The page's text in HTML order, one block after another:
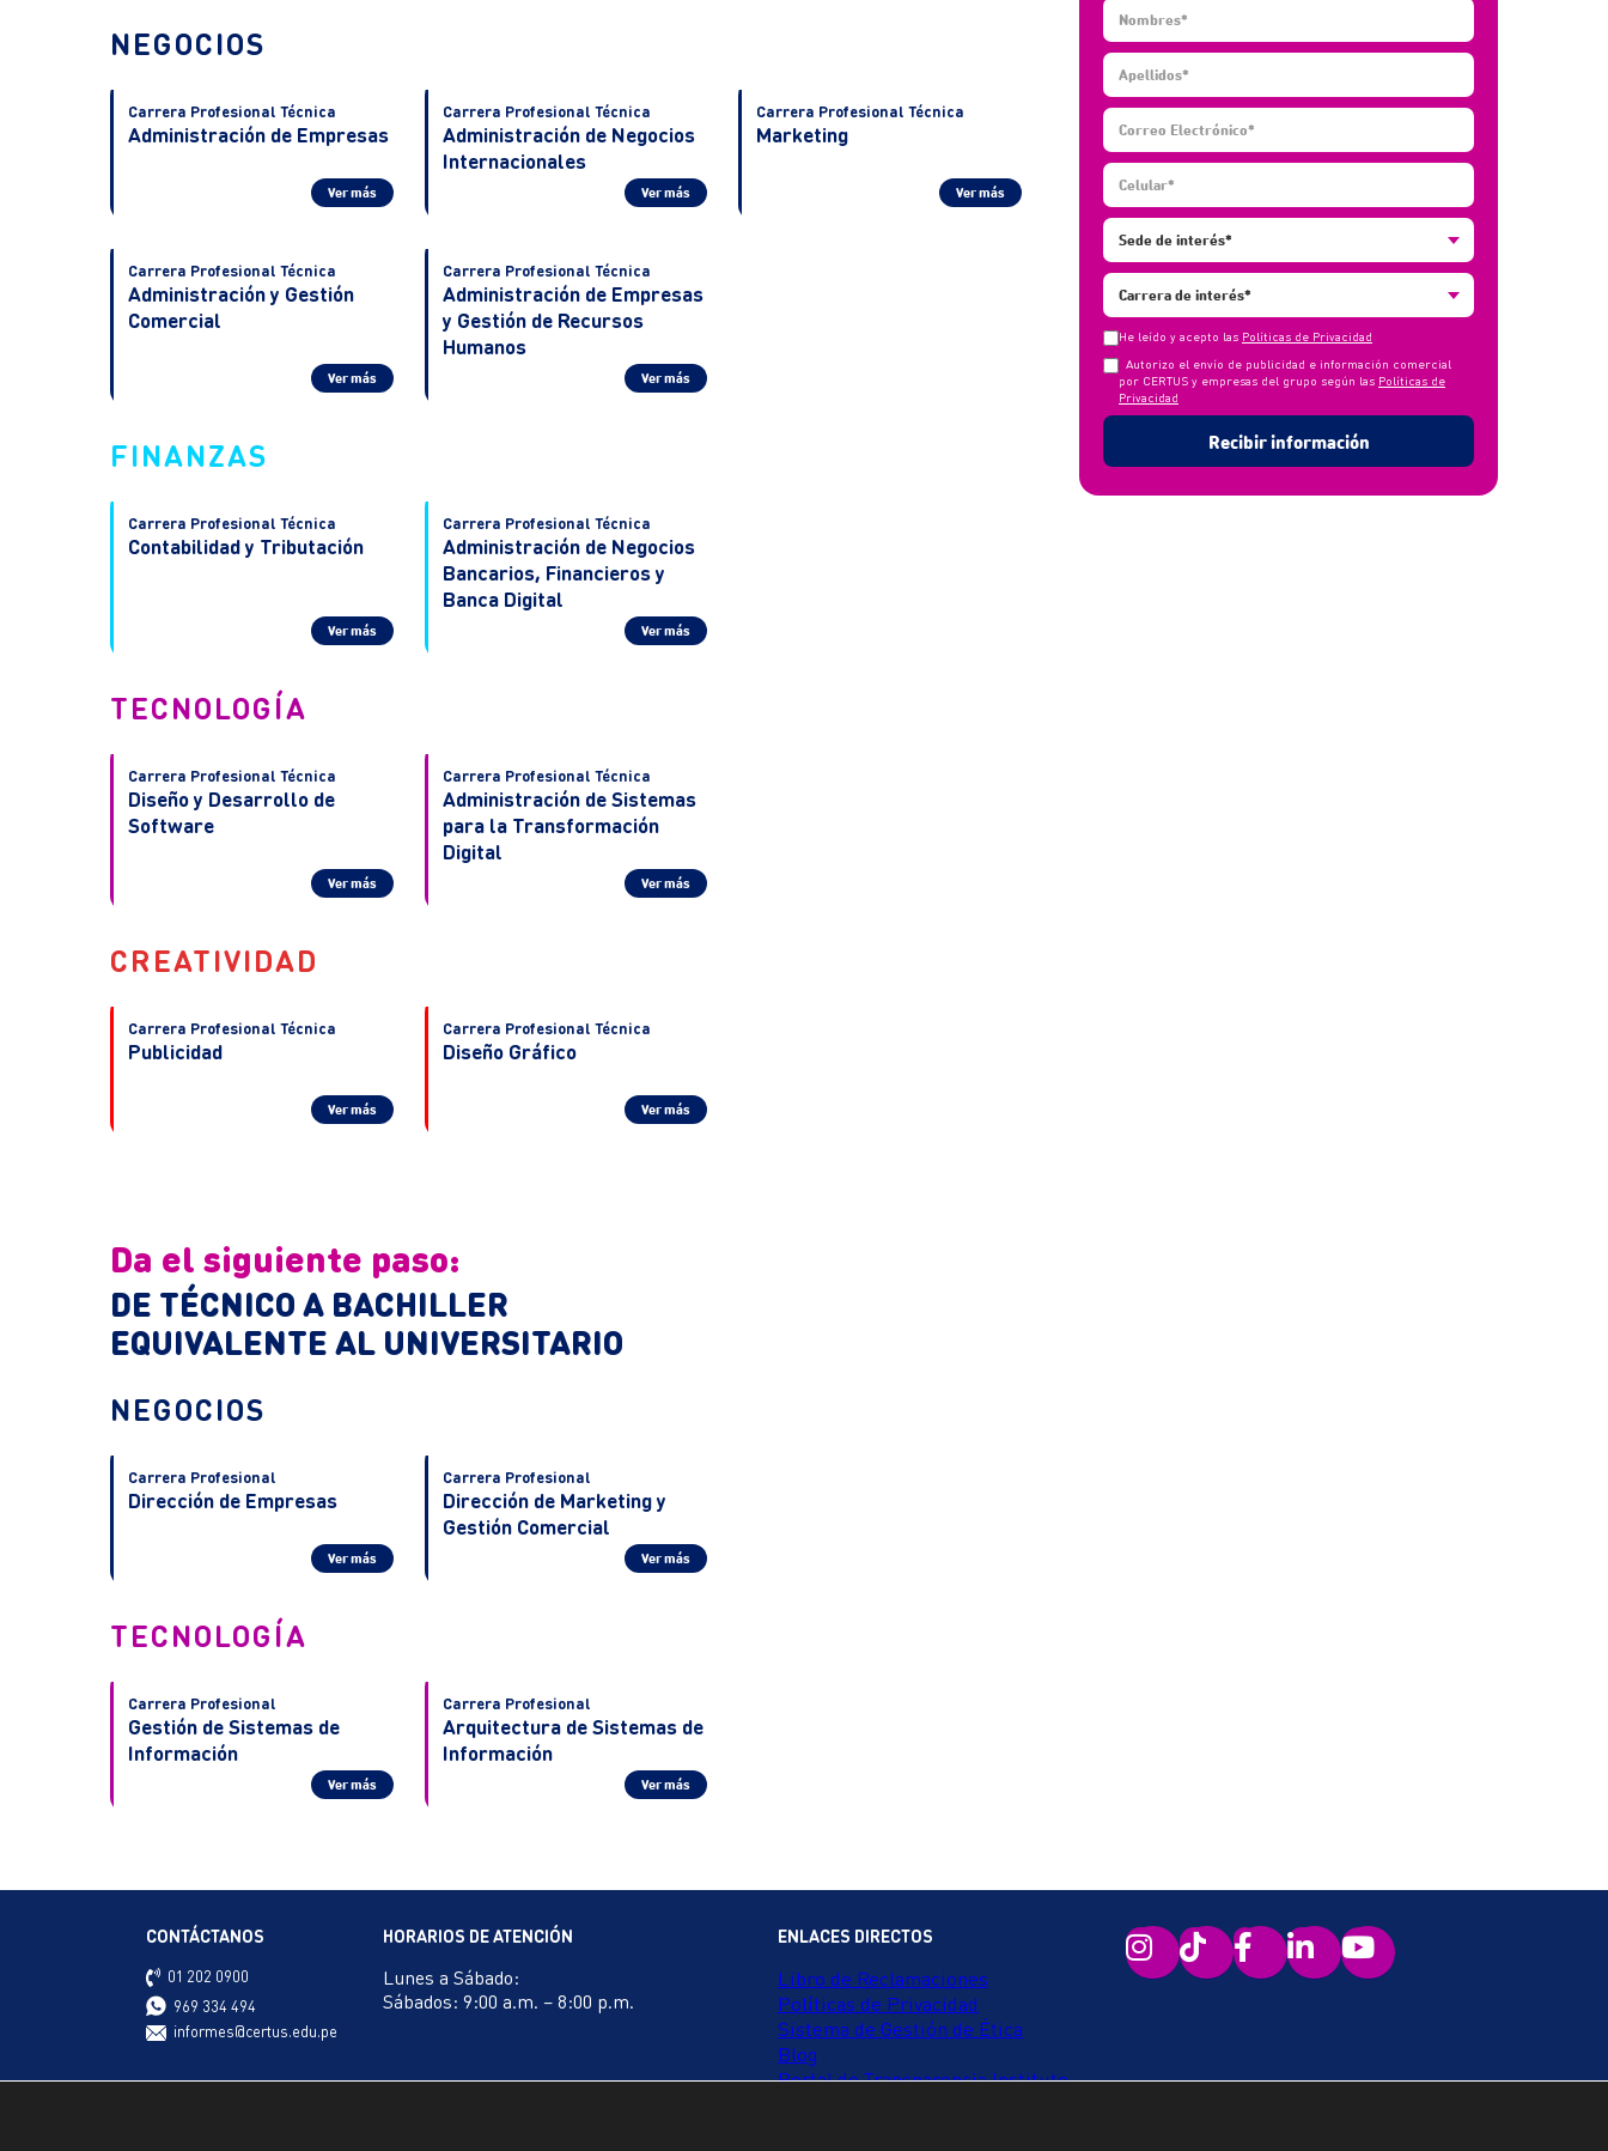
NEGOCIOS
Carrera Profesional Técnica
Administración de Empresas
Ver más
Carrera Profesional Técnica
Administración de Negocios
Internacionales
Ver más
Carrera Profesional Técnica
Marketing
Ver más
Carrera Profesional Técnica
Administración y Gestión
Comercial
Ver más
Carrera Profesional Técnica
Administración de Empresas
y Gestión de Recursos
Humanos
Ver más
FINANZAS
Carrera Profesional Técnica
Contabilidad y Tributación
Ver más
Carrera Profesional Técnica
Administración de Negocios
Bancarios, Financieros y
Banca Digital
Ver más
TECNOLOGÍA
Carrera Profesional Técnica
Diseño y Desarrollo de
Software
Ver más
Carrera Profesional Técnica
Administración de Sistemas
para la Transformación
Digital
Ver más
CREATIVIDAD
Carrera Profesional Técnica
Publicidad
Ver más
Carrera Profesional Técnica
Diseño Gráfico
Ver más
Da el siguiente paso:
DE TÉCNICO A BACHILLER
EQUIVALENTE AL UNIVERSITARIO
NEGOCIOS
Carrera Profesional
Dirección de Empresas
Ver más
Carrera Profesional
Dirección de Marketing y
Gestión Comercial
Ver más
TECNOLOGÍA
Carrera Profesional
Gestión de Sistemas de
Información
Ver más
Carrera Profesional
Arquitectura de Sistemas de
Información
Ver más
He leído y acepto las Políticas de Privacidad
Autorizo el envío de publicidad e información comercial
por CERTUS y empresas del grupo según las Políticas de
Privacidad
CONTÁCTANOS
01 202 0900
969 334 494
informes@certus.edu.pe
HORARIOS DE ATENCIÓN
Lunes a Sábado:
Sábados: 9:00 a.m. – 8:00 p.m.
ENLACES DIRECTOS
Libro de Reclamaciones
Políticas de Privacidad
Sistema de Gestión de Ética
Blog
Portal de Transparencia Instituto